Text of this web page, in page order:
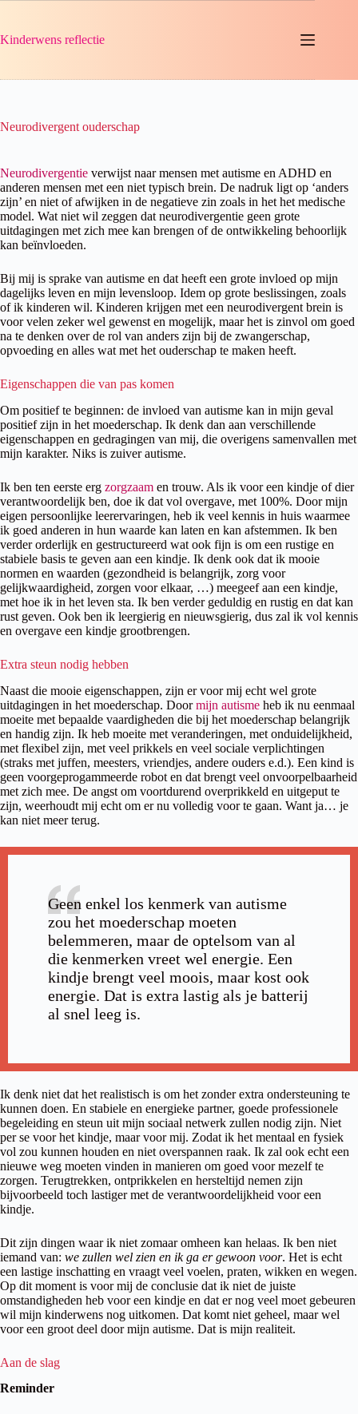
de
Kinderwens reflectie
Neurodivergent ouderschap
Neurodivergentie verwijst naar mensen met autisme en ADHD en
anderen mensen met een niet typisch brein. De nadruk ligt op ‘anders
zijn’ en niet of afwijken in de negatieve zin zoals in het het medische
model. Wat niet wil zeggen dat neurodivergentie geen grote
uitdagingen met zich mee kan brengen of de ontwikkeling behoorlijk
kan beïnvloeden.
Bij mij is sprake van autisme en dat heeft een grote invloed op mijn
dagelijks leven en mijn levensloop. Idem op grote beslissingen, zoals
of ik kinderen wil. Kinderen krijgen met een neurodivergent brein is
voor velen zeker wel gewenst en mogelijk, maar het is zinvol om goed
na te denken over de rol van anders zijn bij de zwangerschap,
opvoeding en alles wat met het ouderschap te maken heeft.
Eigenschappen die van pas komen
Om positief te beginnen: de invloed van autisme kan in mijn geval
positief zijn in het moederschap. Ik denk dan aan verschillende
eigenschappen en gedragingen van mij, die overigens samenvallen met
mijn karakter. Niks is zuiver autisme.
Ik ben ten eerste erg zorgzaam en trouw. Als ik voor een kindje of dier
verantwoordelijk ben, doe ik dat vol overgave, met 100%. Door mijn
eigen persoonlijke leerervaringen, heb ik veel kennis in huis waarmee
ik goed anderen in hun waarde kan laten en kan afstemmen. Ik ben
verder orderlijk en gestructureerd wat ook fijn is om een rustige en
stabiele basis te geven aan een kindje. Ik denk ook dat ik mooie
normen en waarden (gezondheid is belangrijk, zorg voor
gelijkwaardigheid, zorgen voor elkaar, …) meegeef aan een kindje,
met hoe ik in het leven sta. Ik ben verder geduldig en rustig en dat kan
rust geven. Ook ben ik leergierig en nieuwsgierig, dus zal ik vol kennis
en overgave een kindje grootbrengen.
Extra steun nodig hebben
Naast die mooie eigenschappen, zijn er voor mij echt wel grote
uitdagingen in het moederschap. Doormijn autisme heb ik nu eenmaal
moeite met bepaalde vaardigheden die bij het moederschap belangrijk
en handig zijn. Ik heb moeite met veranderingen, met onduidelijkheid,
met flexibel zijn, met veel prikkels en veel sociale verplichtingen
(straks met juffen, meesters, vriendjes, andere ouders e.d.). Een kind is
geen voorgeprogammeerde robot en dat brengt veel onvoorpelbaarheid
met zich mee. De angst om voortdurend overprikkeld en uitgeput te
zijn, weerhoudt mij echt om er nu volledig voor te gaan. Want ja… je
kan niet meer terug.
Geen enkel los kenmerk van autisme
zou het moederschap moeten
belemmeren, maar de optelsom van al
die kenmerken vreet wel energie. Een
kindje brengt veel moois, maar kost ook
energie. Dat is extra lastig als je batterij
al snel leeg is.
Ik denk niet dat het realistisch is om het zonder extra ondersteuning te
kunnen doen. En stabiele en energieke partner, goede professionele
begeleiding en steun uit mijn sociaal netwerk zullen nodig zijn. Niet
per se voor het kindje, maar voor mij. Zodat ik het mentaal en fysiek
vol zou kunnen houden en niet overspannen raak. Ik zal ook echt een
nieuwe weg moeten vinden in manieren om goed voor mezelf te
zorgen. Terugtrekken, ontprikkelen en hersteltijd nemen zijn
bijvoorbeeld toch lastiger met de verantwoordelijkheid voor een
kindje.
Dit zijn dingen waar ik niet zomaar omheen kan helaas. Ik ben niet
iemand van: we zullen wel zien en ik ga er gewoon voor. Het is echt
een lastige inschatting en vraagt veel voelen, praten, wikken en wegen.
Op dit moment is voor mij de conclusie dat ik niet de juiste
omstandigheden heb voor een kindje en dat er nog veel moet gebeuren
wil mijn kinderwens nog uitkomen. Dat komt niet geheel, maar wel
voor een groot deel door mijn autisme. Dat is mijn realiteit.
Aan de slag
Reminder